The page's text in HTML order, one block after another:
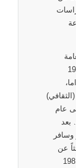
عامي 1956
عام
بعد
عن
منذ عام 1981